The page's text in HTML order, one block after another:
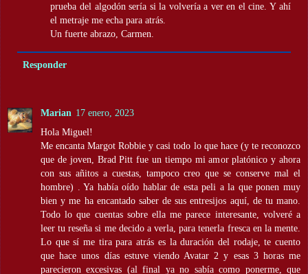
prueba del algodón sería si la volvería a ver en el cine. Y ahí
el metraje me echa para atrás.
Un fuerte abrazo, Carmen.
Responder
Marian 17 enero, 2023
Hola Miguel!
Me encanta Margot Robbie y casi todo lo que hace (y te reconozco
que de joven, Brad Pitt fue un tiempo mi amor platónico y ahora
con sus añitos a cuestas, tampoco creo que se conserve mal el
hombre) . Ya había oído hablar de esta peli a la que ponen muy
bien y me ha encantado saber de sus entresijos aquí, de tu mano.
Todo lo que cuentas sobre ella me parece interesante, volveré a
leer tu reseña si me decido a verla, para tenerla fresca en la mente.
Lo que sí me tira para atrás es la duración del rodaje, te cuento
que hace unos días estuve viendo Avatar 2 y esas 3 horas me
parecieron excesivas (al final ya no sabía como ponerme, que